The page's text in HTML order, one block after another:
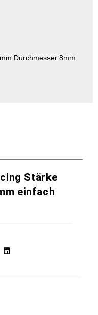
Durchmesser 8mm
Stärke
einfach